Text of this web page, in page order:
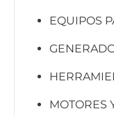
EQUIPOS
MOTORES